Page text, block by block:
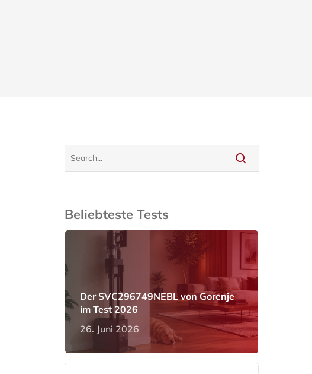
Beliebteste Tests
Der SVC296749NEBL von Gorenje
im Test 2026
26. Juni 2026